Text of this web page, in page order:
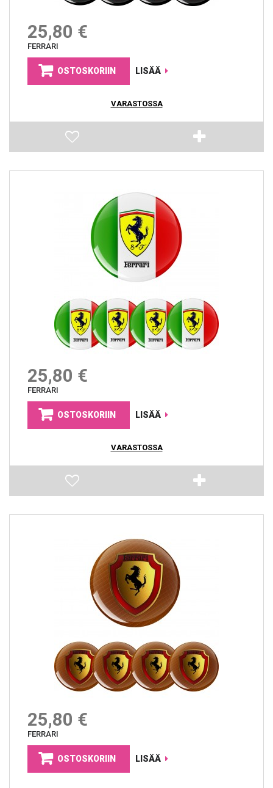
25,80 €
FERRARI
OSTOSKORIIN LISÄÄ
VARASTOSSA
25,80 €
FERRARI
OSTOSKORIIN LISÄÄ
VARASTOSSA
25,80 €
FERRARI
OSTOSKORIIN LISÄÄ